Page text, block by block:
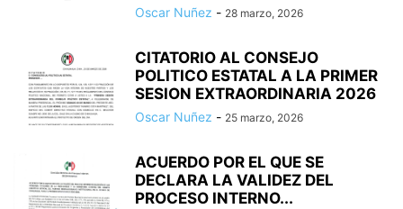
Oscar Nuñez - 28 marzo, 2026
CITATORIO AL CONSEJO
POLITICO ESTATAL A LA PRIMER
SESION EXTRAORDINARIA 2026
Oscar Nuñez - 25 marzo, 2026
ACUERDO POR EL QUE SE
DECLARA LA VALIDEZ DEL
PROCESO INTERNO...